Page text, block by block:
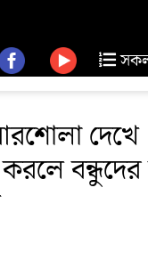
দেখে
বন্ধুদের